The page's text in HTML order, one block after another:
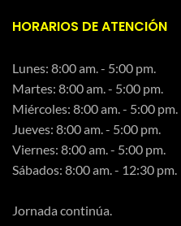
HORARIOS DE ATENCIÓN
Lunes: 8:00 am. - 5:00 pm.
Martes: 8:00 am. - 5:00 pm.
Miércoles: 8:00 am. - 5:00 pm.
Jueves: 8:00 am. - 5:00 pm.
Viernes: 8:00 am. - 5:00 pm.
Sábados: 8:00 am. - 12:30 pm.
Jornada continúa.